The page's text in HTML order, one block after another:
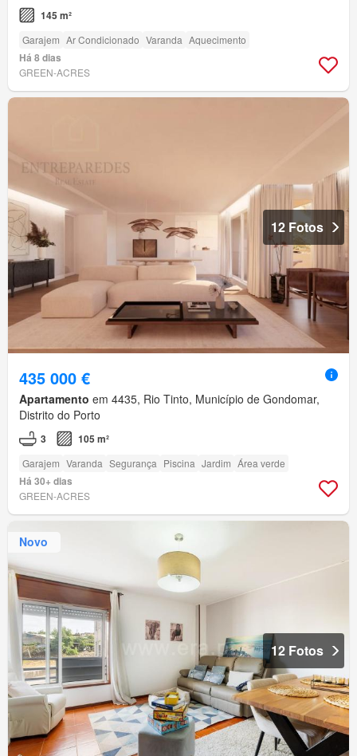
145 m²
Garajem Ar Condicionado Varanda Aquecimento
Há 8 dias
GREEN-ACRES
12 Fotos
435 000 €
Apartamento em 4435, Rio Tinto, Município de Gondomar,
Distrito do Porto
3 105 m²
Garajem Varanda Segurança Piscina Jardim Área verde
Há 30+ dias
GREEN-ACRES
Novo
12 Fotos